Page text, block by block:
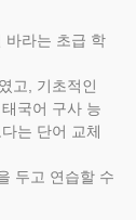
바라는 초급 학
고, 기초적인
국어 구사 능
는 단어 교체
두고 연습할 수